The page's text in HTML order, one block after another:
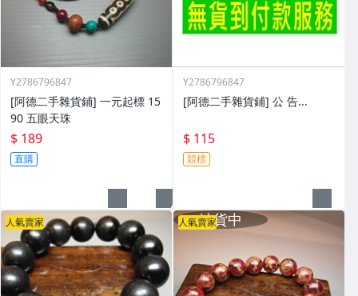
Y2786796847
[阿德二手雜貨鋪] 一元起標 15
90 五眼天珠
$ 189
直購
Y2786796847
[阿德二手雜貨鋪] 公 告...
$ 115
競標
人氣賣家 人氣賣家